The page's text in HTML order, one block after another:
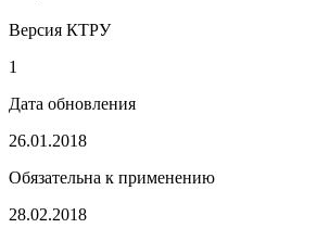
Версия КТРУ
1
Дата обновления
26.01.2018
Обязательна к применению
28.02.2018